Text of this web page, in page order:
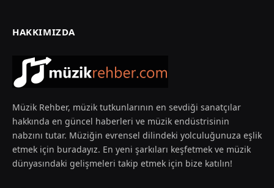
HAKKIMIZDA
Müzik Rehber, müzik tutkunlarının en sevdiği sanatçılar
hakkında en güncel haberleri ve müzik endüstrisinin
nabzını tutar. Müziğin evrensel dilindeki yolculuğunuza eşlik
etmek için buradayız. En yeni şarkıları keşfetmek ve müzik
dünyasındaki gelişmeleri takip etmek için bize katılın!